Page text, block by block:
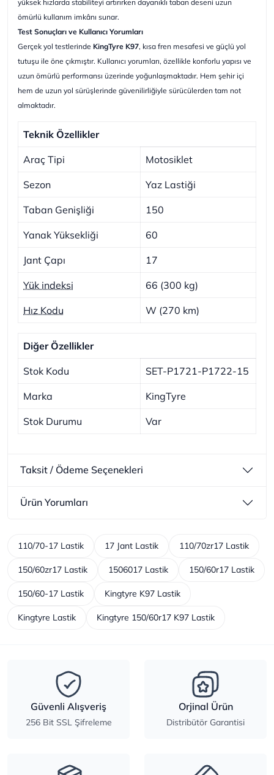
yüksek hızlarda stabiliteyi artırırken dayanıklı taban deseni uzun
ömürlü kullanım imkânı sunar.
Test Sonuçları ve Kullanıcı Yorumları
Gerçek yol testlerinde KingTyre K97, kısa fren mesafesi ve güçlü yol
tutuşu ile öne çıkmıştır. Kullanıcı yorumları, özellikle konforlu yapısı ve
uzun ömürlü performansı üzerinde yoğunlaşmaktadır. Hem şehir içi
hem de uzun yol sürüşlerinde güvenilirliğiyle sürücülerden tam not
almaktadır.
Teknik Özellikler
Araç Tipi Motosiklet
Sezon Yaz Lastiği
Taban Genişliği 150
Yanak Yüksekliği 60
Jant Çapı 17
Yük indeksi 66 (300 kg)
Hız Kodu W (270 km)
Diğer Özellikler
Stok Kodu SET-P1721-P1722-15
Marka KingTyre
Stok Durumu Var
Taksit / Ödeme Seçenekleri
Ürün Yorumları
110/70-17 Lastik 17 Jant Lastik 110/70zr17 Lastik
150/60zr17 Lastik 1506017 Lastik 150/60r17 Lastik
150/60-17 Lastik Kingtyre K97 Lastik
Kingtyre Lastik Kingtyre 150/60r17 K97 Lastik
Güvenli Alışveriş
256 Bit SSL Şifreleme
Orjinal Ürün
Distribütör Garantisi